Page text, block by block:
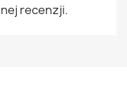
recenzji.